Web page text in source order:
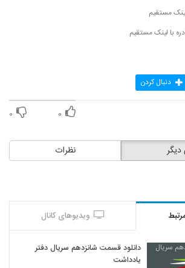
مستقیم
با لینک مستقیم
دنبال کردن
۰ ۰
نظرات
ویدیوهای کانال
دانلود قسمت شانزدهم سریال دفتر
یادداشت